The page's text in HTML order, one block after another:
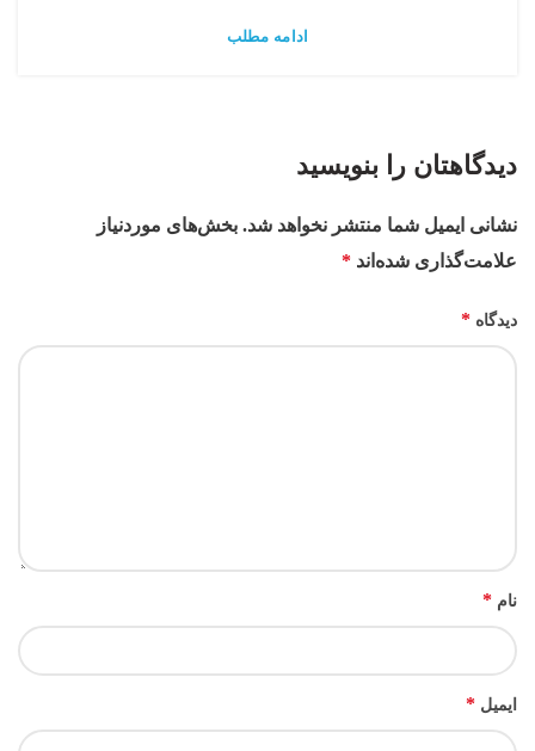
ادامه مطلب
دیدگاهتان را بنویسید
نشانی ایمیل شما منتشر نخواهد شد. بخش‌های موردنیاز
علامت‌گذاری شده‌اند *
دیدگاه *
نام *
ایمیل *